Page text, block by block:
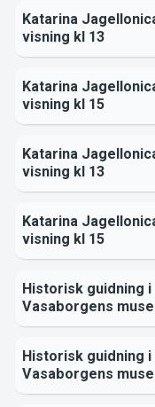
Katarina
visning kl 13
Katarina
visning kl 15
Katarina
visning kl 13
Katarina
visning kl 15
Historisk guidning i
Vasaborgens
Historisk guidning i
Vasaborgens